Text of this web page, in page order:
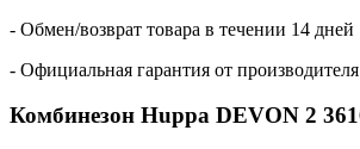
- Обмен/возврат товара в течении 14 дней
- Официальная гарантия от производителя
Комбинезон Huppa DEVON 2